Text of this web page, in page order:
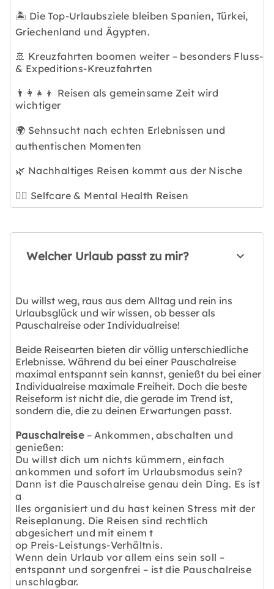
🏝️ Die Top-Urlaubsziele bleiben Spanien, Türkei,
Griechenland und Ägypten.
🚢 Kreuzfahrten boomen weiter – besonders Fluss-
& Expeditions-Kreuzfahrten
👨‍👩‍👧‍👦 Reisen als gemeinsame Zeit wird
wichtiger
🌍 Sehnsucht nach echten Erlebnissen und
authentischen Momenten
🌿 Nachhaltiges Reisen kommt aus der Nische
🧘‍♀️ Selfcare & Mental Health Reisen
Welcher Urlaub passt zu mir?
Du willst weg, raus aus dem Alltag und rein ins
Urlaubsglück und wir wissen, ob besser als
Pauschalreise oder Individualreise!
Beide Reisearten bieten dir völlig unterschiedliche
Erlebnisse. Während du bei einer Pauschalreise
maximal entspannt sein kannst, genießt du bei einer
Individualreise maximale Freiheit. Doch die beste
Reiseform ist nicht die, die gerade im Trend ist,
sondern die, die zu deinen Erwartungen passt.
Pauschalreise– Ankommen, abschalten und
genießen:
Du willst dich um nichts kümmern, einfach
ankommen und sofort im Urlaubsmodus sein?
Dann ist die Pauschalreise genau dein Ding. Es ist
a
lles organisiert und du hast keinen Stress mit der
Reiseplanung. Die Reisen sind rechtlich
abgesichert und mit einem t
op Preis-Leistungs-Verhältnis.
Wenn dein Urlaub vor allem eins sein soll –
entspannt und sorgenfrei – ist die Pauschalreise
unschlagbar.